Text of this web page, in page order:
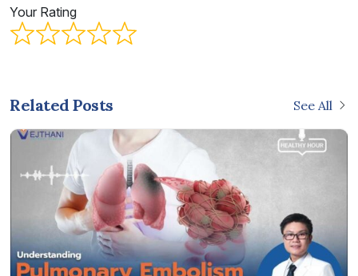
Your Rating
Related Posts See All